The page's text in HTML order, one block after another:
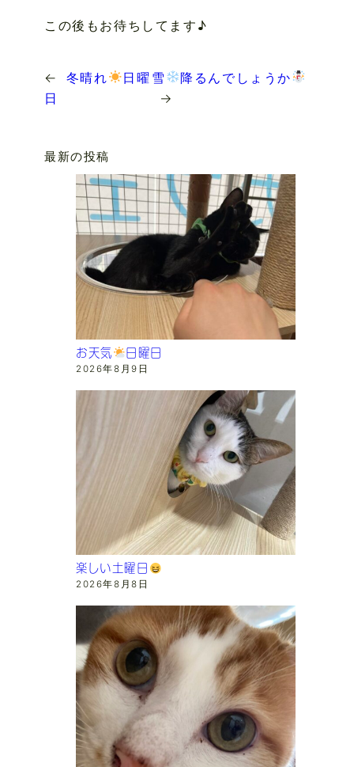
この後もお待ちしてます♪
← 冬晴れ
日曜
日
雪
降るんでしょうか
→
最新の投稿
お天気 日曜日
2026年8月9日
楽しい土曜日
2026年8月8日